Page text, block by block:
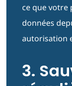
ce que
données
autorisation
3.